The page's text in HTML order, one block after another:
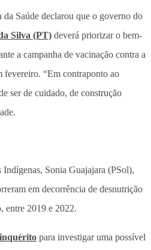
Saúde declarou que o governo do
Silva (PT) deverá priorizar o bem-
a campanha de vacinação contra a
fevereiro. “Em contraponto ao
ser de cuidado, de construção
Sonia Guajajara (PSol),
em decorrência de desnutrição
entre 2019 e 2022.
para investigar uma possível